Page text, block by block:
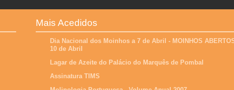
Mais Acedidos
Dia Nacional dos Moinhos a 7 de Abril - MOINHOS
10 de Abril
Lagar de Azeite do Palácio do Marquês de Pombal
Assinatura TIMS